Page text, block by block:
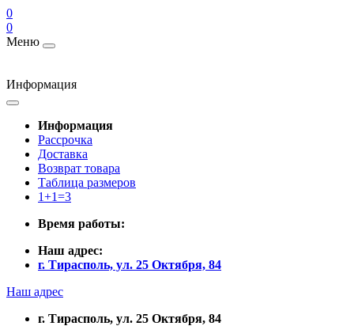
0
0
Меню
Информация
Информация
Рассрочка
Доставка
Возврат товара
Таблица размеров
1+1=3
Время работы:
Наш адрес:
г. Тирасполь, ул. 25 Октября, 84
Наш адрес
г. Тирасполь, ул. 25 Октября, 84